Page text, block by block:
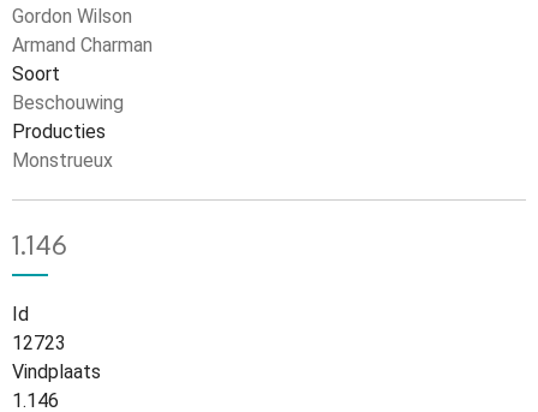
Gordon Wilson
Armand Charman
Soort
Beschouwing
Producties
Monstrueux
1.146
Id
12723
Vindplaats
1.146